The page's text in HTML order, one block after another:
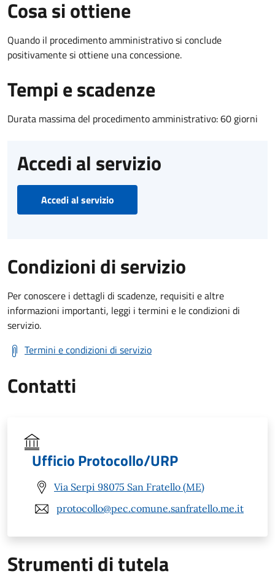
Cosa si ottiene
Quando il procedimento amministrativo si conclude
positivamente si ottiene una concessione.
Tempi e scadenze
Durata massima del procedimento amministrativo: 60 giorni
Accedi al servizio
Accedi al servizio
Condizioni di servizio
Per conoscere i dettagli di scadenze, requisiti e altre
informazioni importanti, leggi i termini e le condizioni di
servizio.
Termini e condizioni di servizio
Contatti
Ufficio Protocollo/URP
Via Serpi 98075 San Fratello (ME)
protocollo@pec.comune.sanfratello.me.it
Strumenti di tutela